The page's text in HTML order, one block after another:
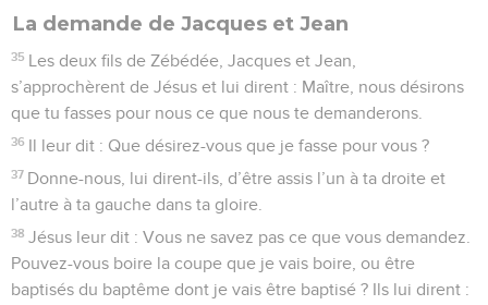
La demande de Jacques et Jean
35 Les deux fils de Zébédée, Jacques et Jean,
s’approchèrent de Jésus et lui dirent : Maître, nous désirons
que tu fasses pour nous ce que nous te demanderons.
36 Il leur dit : Que désirez-vous que je fasse pour vous ?
37 Donne-nous, lui dirent-ils, d’être assis l’un à ta droite et
l’autre à ta gauche dans ta gloire.
38 Jésus leur dit : Vous ne savez pas ce que vous demandez.
Pouvez-vous boire la coupe que je vais boire, ou être
baptisés du baptême dont je vais être baptisé ? Ils lui dirent :